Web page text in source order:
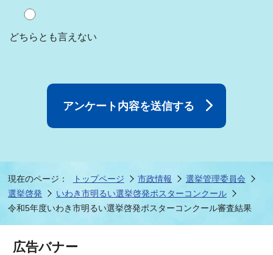
どちらとも言えない
現在のページ： トップページ 市政情報
選挙管理委員会
選挙啓発
いわき市明るい選挙啓発ポスターコンクール
令和5年度いわき市明るい選挙啓発ポスターコンクール審査結果
広告バナー